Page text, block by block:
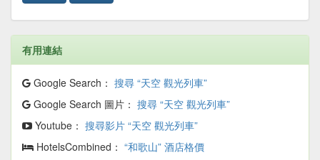
有用連結
Google Search： 搜尋 “天空 觀光列車”
Google Search 圖片： 搜尋 “天空 觀光列車”
Youtube： 搜尋影片 “天空 觀光列車”
HotelsCombined： “和歌山” 酒店格價